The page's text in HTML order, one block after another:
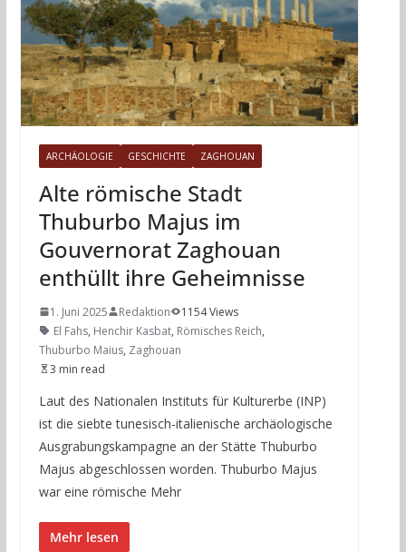
ARCHÄOLOGIE GESCHICHTE ZAGHOUAN
Alte römische Stadt
Thuburbo Majus im
Gouvernorat Zaghouan
enthüllt ihre Geheimnisse
1. Juni 2025 Redaktion
1154 Views
El Fahs, Henchir Kasbat, Römisches Reich,
Thuburbo Maius, Zaghouan
3 min read
Laut des Nationalen Instituts für Kulturerbe (INP)
ist die siebte tunesisch-italienische archäologische
Ausgrabungskampagne an der Stätte Thuburbo
Majus abgeschlossen worden. Thuburbo Majus
war eine römische Mehr
Mehr lesen